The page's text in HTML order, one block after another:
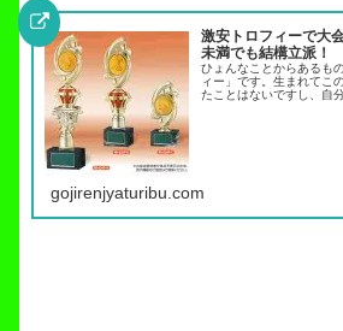
激安トロフィーで大
未満でも結構立派！
ひょんなことからあるも
ィー」です。生まれてこ
たことはないですし、自
gojirenjyaturibu.com